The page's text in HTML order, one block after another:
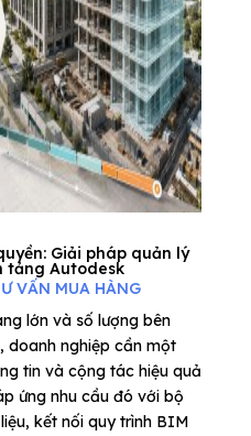
Giải pháp quản lý
tảng Autodesk
VẤN MUA HÀNG
lớn và số lượng bên
doanh nghiệp cần một
tin và cộng tác hiệu quả
ứng nhu cầu đó với bộ
kết nối quy trình BIM